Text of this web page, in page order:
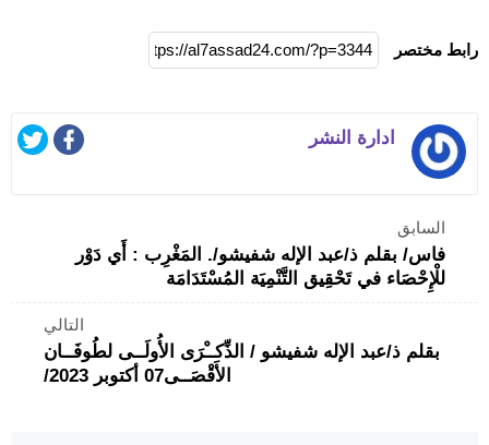
رابط مختصر
ادارة النشر
السابق
فاس/ بقلم ذ/عبد الإله شفيشو/. المَغْرِب : أَي دَوْر
للْإِحْصَاء في تَحْقِيق التَّنْمِيَة المُسْتَدَامَة
التالي
بقلم ذ/عبد الإله شفيشو / الذِّكــْرَى الأُولَــى لطُوفَــان
الأَقْصَــى07 أكتوبر 2023/